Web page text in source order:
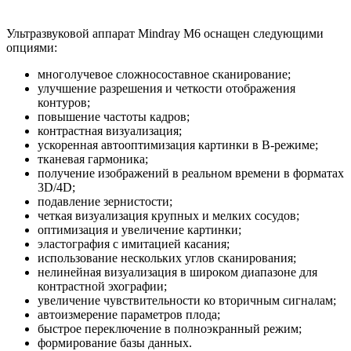
Ультразвуковой аппарат Mindray M6 оснащен следующими
опциями:
многолучевое сложносоставное сканирование;
улучшение разрешения и четкости отображения
контуров;
повышение частоты кадров;
контрастная визуализация;
ускоренная автооптимизация картинки в В-режиме;
тканевая гармоника;
получение изображений в реальном времени в форматах
3D/4D;
подавление зернистости;
четкая визуализация крупных и мелких сосудов;
оптимизация и увеличение картинки;
эластография с имитацией касания;
использование нескольких углов сканирования;
нелинейная визуализация в широком диапазоне для
контрастной эхографии;
увеличение чувствительности ко вторичным сигналам;
автоизмерение параметров плода;
быстрое переключение в полноэкранный режим;
формирование базы данных.